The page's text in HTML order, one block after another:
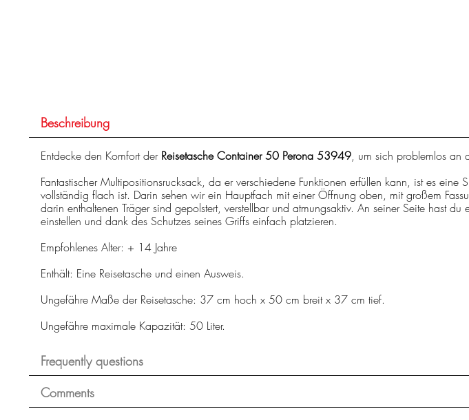
Beschreibung
Entdecke den Komfort der Reisetasche Container 50 Perona 53949, um sich problemlos an
Fantastischer Multipositionsrucksack, da er verschiedene Funktionen erfüllen kann, ist es
vollständig flach ist. Darin sehen wir ein Hauptfach mit einer Öffnung oben, mit großem
darin enthaltenen Träger sind gepolstert, verstellbar und atmungsaktiv. An seiner Seite hast
einstellen und dank des Schutzes seines Griffs einfach platzieren.
Empfohlenes Alter: + 14 Jahre
Enthält: Eine Reisetasche und einen Ausweis.
Ungefähre Maße der Reisetasche: 37 cm hoch x 50 cm breit x 37 cm tief.
Ungefähre maximale Kapazität: 50 Liter.
Frequently questions
Comments